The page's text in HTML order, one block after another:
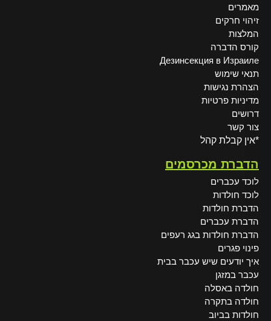
מאמרים
זיהוי חרקים
המלצות
קורס הדברה
Дезинсекция в Израиле
תנאי שימוש
הצהרת נגישות
מדיניות פרטיות
דרושים
צור קשר
*אין קבלת קהל
הדברת מכרסמים
לוכד עכברים
לוכד חולדות
הדברת חולדות
הדברת עכברים
הדברת חולדות בגג רעפים
פינוי פגרים
איך יודעים שיש עכבר בבית
עכבר במזגן
חולדה באסלה
חולדה בתקרה
חולדות בביוב